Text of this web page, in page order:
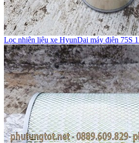
Lọc nhiên liệu xe HyunDai máy điện 75S